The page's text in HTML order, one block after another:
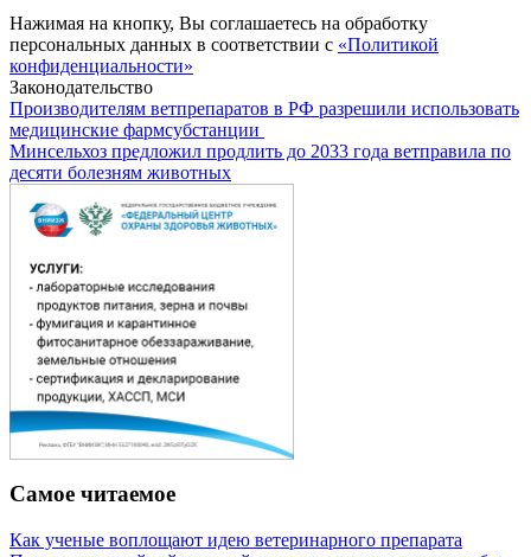
Нажимая на кнопку, Вы соглашаетесь на обработку
персональных данных в соответствии с «Политикой
конфиденциальности»
Законодательство
Производителям ветпрепаратов в РФ разрешили использовать
медицинские фармсубстанции
Минсельхоз предложил продлить до 2033 года ветправила по
десяти болезням животных
Самое читаемое
Как ученые воплощают идею ветеринарного препарата